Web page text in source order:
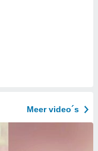
Meer video´s